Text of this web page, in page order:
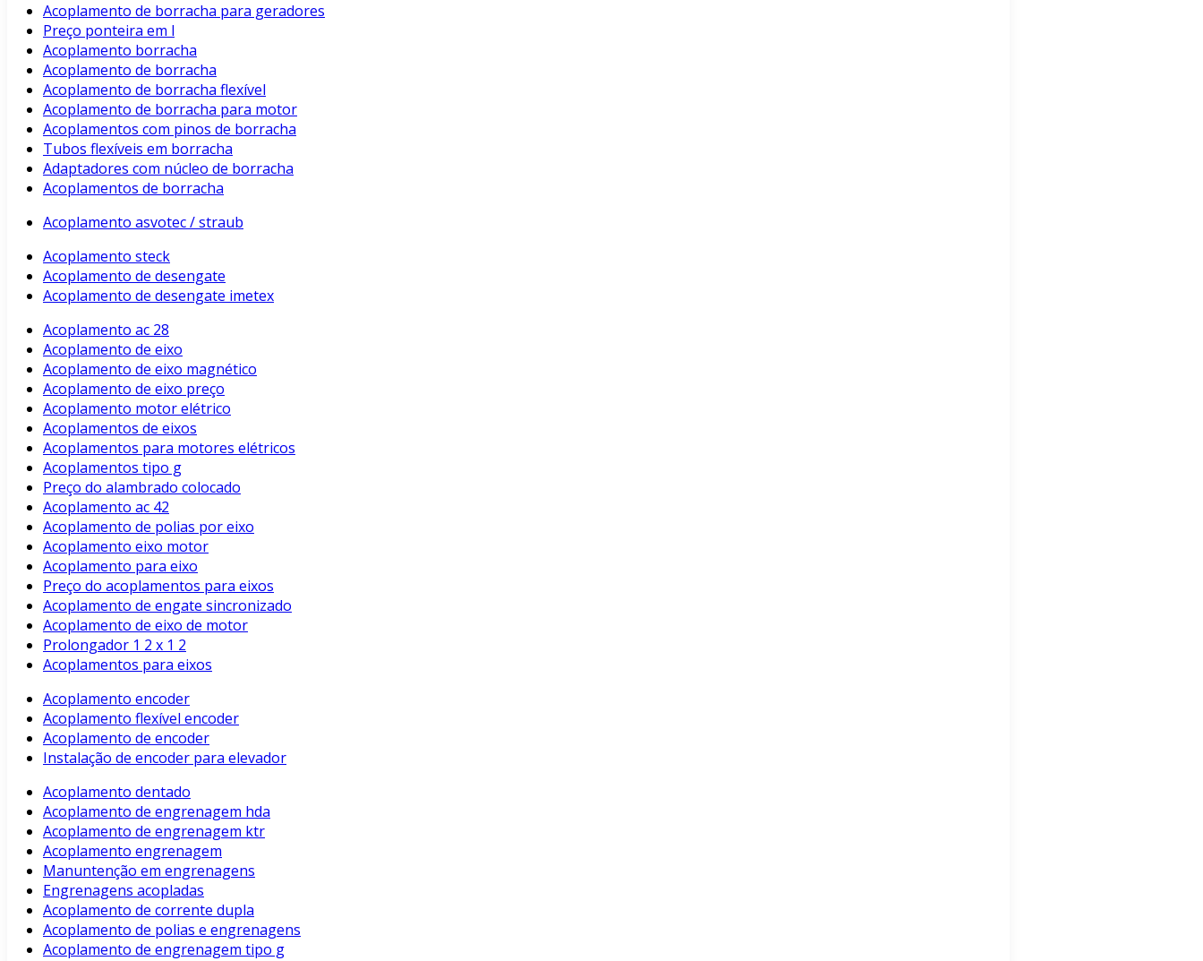
Acoplamento de borracha para geradores
Preço ponteira em l
Acoplamento borracha
Acoplamento de borracha
Acoplamento de borracha flexível
Acoplamento de borracha para motor
Acoplamentos com pinos de borracha
Tubos flexíveis em borracha
Adaptadores com núcleo de borracha
Acoplamentos de borracha
Acoplamento asvotec / straub
Acoplamento steck
Acoplamento de desengate
Acoplamento de desengate imetex
Acoplamento ac 28
Acoplamento de eixo
Acoplamento de eixo magnético
Acoplamento de eixo preço
Acoplamento motor elétrico
Acoplamentos de eixos
Acoplamentos para motores elétricos
Acoplamentos tipo g
Preço do alambrado colocado
Acoplamento ac 42
Acoplamento de polias por eixo
Acoplamento eixo motor
Acoplamento para eixo
Preço do acoplamentos para eixos
Acoplamento de engate sincronizado
Acoplamento de eixo de motor
Prolongador 1 2 x 1 2
Acoplamentos para eixos
Acoplamento encoder
Acoplamento flexível encoder
Acoplamento de encoder
Instalação de encoder para elevador
Acoplamento dentado
Acoplamento de engrenagem hda
Acoplamento de engrenagem ktr
Acoplamento engrenagem
Manuntenção em engrenagens
Engrenagens acopladas
Acoplamento de corrente dupla
Acoplamento de polias e engrenagens
Acoplamento de engrenagem tipo g